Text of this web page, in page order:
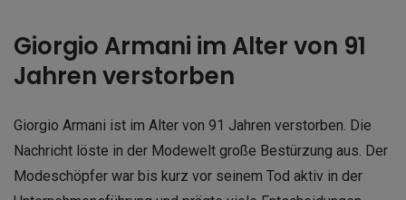
Giorgio Armani im Alter von 91
Jahren verstorben
Giorgio Armani ist im Alter von 91 Jahren verstorben. Die
Nachricht löste in der Modewelt große Bestürzung aus. Der
Modeschöpfer war bis kurz vor seinem Tod aktiv in der